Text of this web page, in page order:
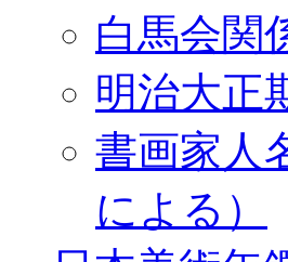
白馬会関
明治大正
書画家人
による）